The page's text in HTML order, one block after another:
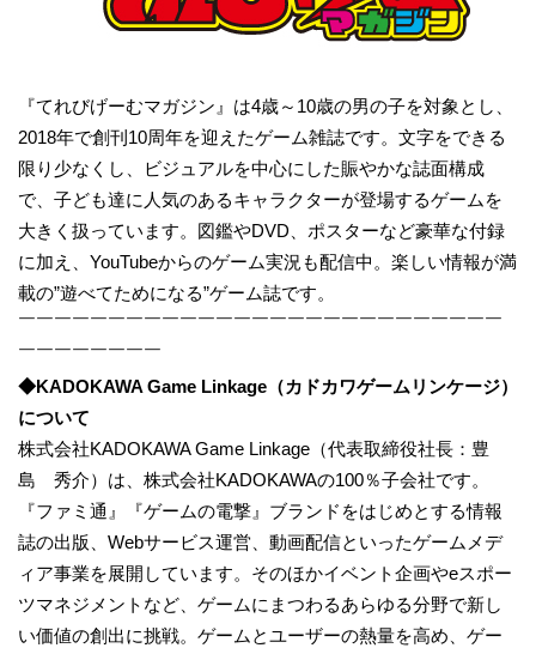
『てれびげーむマガジン』は4歳～10歳の男の子を対象とし、
2018年で創刊10周年を迎えたゲーム雑誌です。文字をできる
限り少なくし、ビジュアルを中心にした賑やかな誌面構成
で、子ども達に人気のあるキャラクターが登場するゲームを
大きく扱っています。図鑑やDVD、ポスターなど豪華な付録
に加え、YouTubeからのゲーム実況も配信中。楽しい情報が満
載の”遊べてためになる”ゲーム誌です。
￣￣￣￣￣￣￣￣￣￣￣￣￣￣￣￣￣￣￣￣￣￣￣￣￣￣￣
￣￣￣￣￣￣￣￣
◆KADOKAWA Game Linkage（カドカワゲームリンケージ）
について
株式会社KADOKAWA Game Linkage（代表取締役社長：豊
島 秀介）は、株式会社KADOKAWAの100％子会社です。
『ファミ通』『ゲームの電撃』ブランドをはじめとする情報
誌の出版、Webサービス運営、動画配信といったゲームメデ
ィア事業を展開しています。そのほかイベント企画やeスポー
ツマネジメントなど、ゲームにまつわるあらゆる分野で新し
い価値の創出に挑戦。ゲームとユーザーの熱量を高め、ゲー